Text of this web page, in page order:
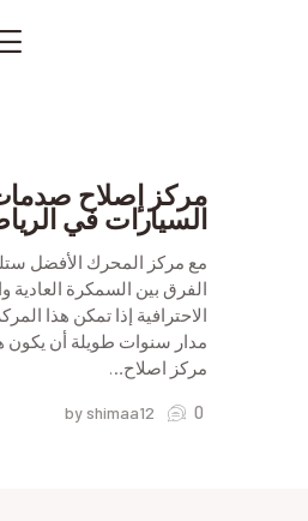
مركز إصلاح
السيارات في
مع مركز المحرك الأفضل
الفرق بين السمكرة العادية
الاحترافية إذا تمكن هذا
مدار سنوات طويلة أن يكون
مركز اصلاح…
by shimaa12 0